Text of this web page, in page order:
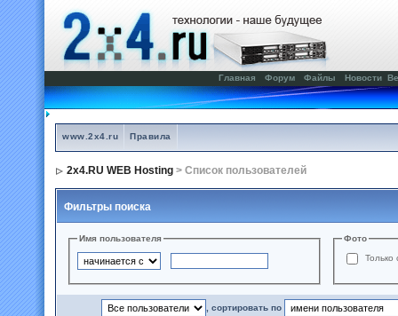
Главная Форум Файлы Новости
www.2x4.ru Правила
2x4.RU WEB Hosting > Список пользователей
Фильтры поиска
Имя пользователя
Фото
Только
, сортировать по